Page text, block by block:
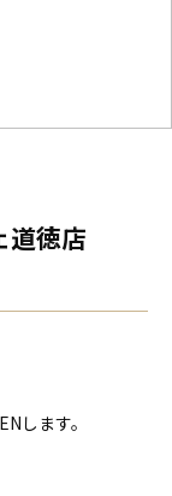
徳店
します。